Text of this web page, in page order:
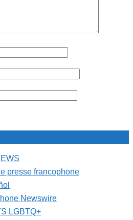
presse francophone
Newswire
LGBTQ+